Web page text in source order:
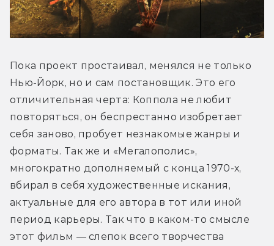
Пока проект простаивал, менялся не только
Нью-Йорк, но и сам постановщик. Это его
отличительная черта: Коппола не любит
повторяться, он беспрестанно изобретает
себя заново, пробует незнакомые жанры и
форматы. Так же и «Мегалополис»,
многократно дополняемый с конца 1970-х,
вбирал в себя художественные искания,
актуальные для его автора в тот или иной
период карьеры. Так что в каком-то смысле
этот фильм — слепок всего творчества